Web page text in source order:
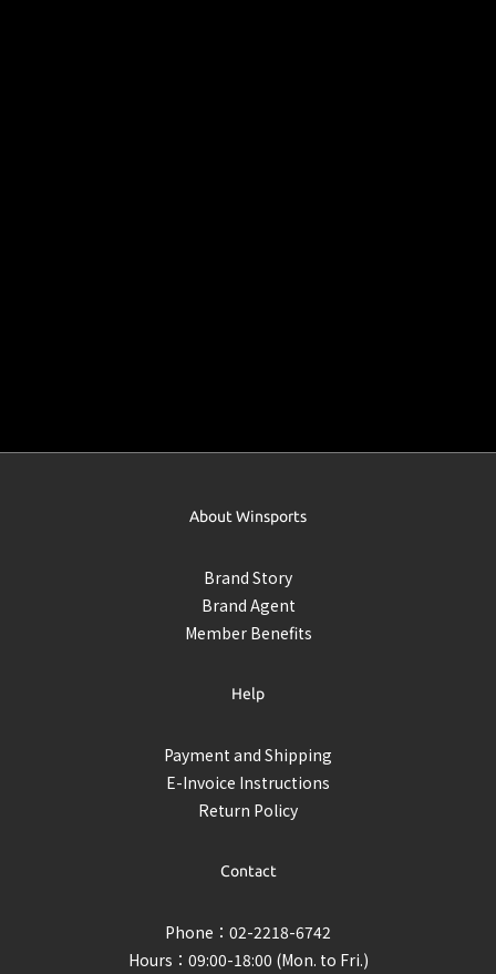
About Winsports
Brand Story
Brand Agent
Member Benefits
Help
Payment and Shipping
E-Invoice Instructions
Return Policy
Contact
Phone：02-2218-6742
Hours：09:00-18:00 (Mon. to Fri.)